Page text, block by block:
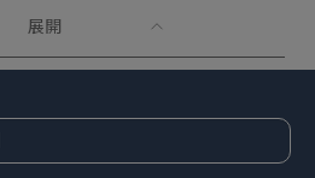
展開